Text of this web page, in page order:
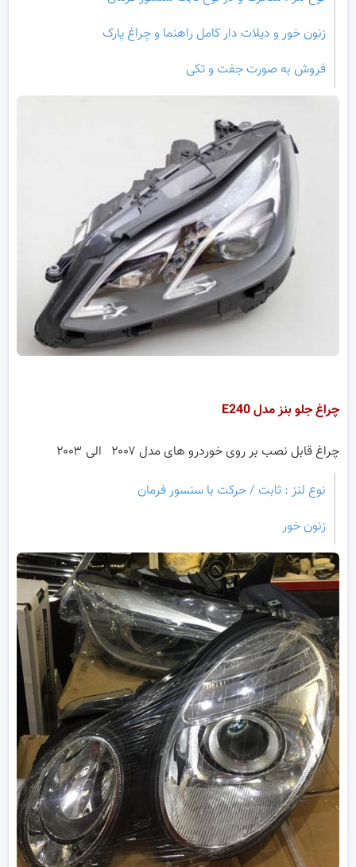
زنون خور و دیلات دار کامل راهنما و چراغ پارک
فروش به صورت جفت و تکی
چراغ جلو بنز مدلE240
چراغ قابل نصب بر روی خوردرو های مدل ۲۰۰۷ الی ۲۰۰۳
نوع لنز : ثابت / حرکت با سنسور فرمان
زنون خور